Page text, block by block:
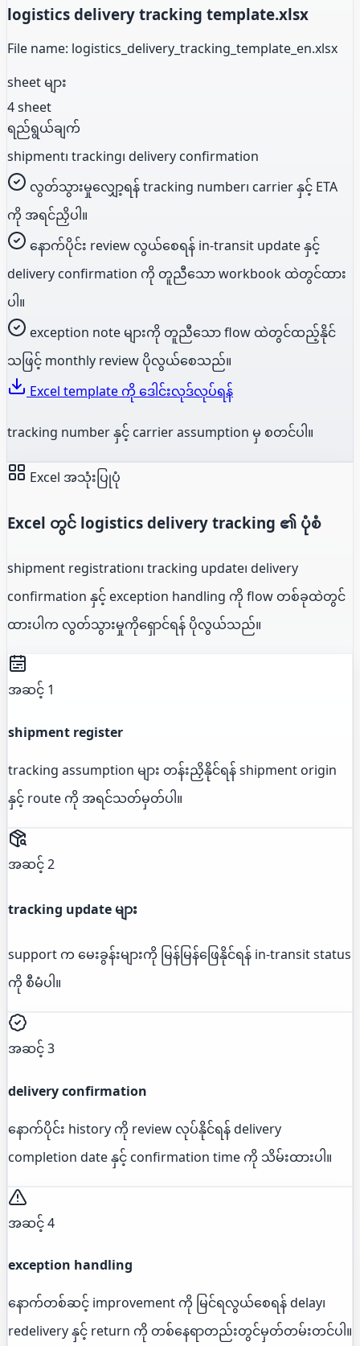
logistics delivery tracking template.xlsx
File name: logistics_delivery_tracking_template_en.xlsx
sheet များ
4 sheet
ရည်ရွယ်ချက်
shipment၊ tracking၊ delivery confirmation
လွတ်သွားမှုလျှော့ရန် tracking number၊ carrier နှင့် ETA
ကို အရင်ညှိပါ။
နောက်ပိုင်း review လွယ်စေရန် in-transit update နှင့်
delivery confirmation ကို တူညီသော workbook ထဲတွင်ထား
ပါ။
exception note များကို တူညီသော flow ထဲတွင်ထည့်နိုင်
သဖြင့် monthly review ပိုလွယ်စေသည်။
Excel template ကို ဒေါင်းလုဒ်လုပ်ရန်
tracking number နှင့် carrier assumption မှ စတင်ပါ။
Excel အသုံးပြုပုံ
Excel တွင် logistics delivery tracking ၏ ပုံစံ
shipment registration၊ tracking update၊ delivery
confirmation နှင့် exception handling ကို flow တစ်ခုထဲတွင်
ထားပါက လွတ်သွားမှုကိုရှောင်ရန် ပိုလွယ်သည်။
အဆင့် 1
shipment register
tracking assumption များ တန်းညှိနိုင်ရန် shipment origin
နှင့် route ကို အရင်သတ်မှတ်ပါ။
အဆင့် 2
tracking update များ
support က မေးခွန်းများကို မြန်မြန်ဖြေနိုင်ရန် in-transit status
ကို စီမံပါ။
အဆင့် 3
delivery confirmation
နောက်ပိုင်း history ကို review လုပ်နိုင်ရန် delivery
completion date နှင့် confirmation time ကို သိမ်းထားပါ။
အဆင့် 4
exception handling
နောက်တစ်ဆင့် improvement ကို မြင်ရလွယ်စေရန် delay၊
redelivery နှင့် return ကို တစ်နေရာတည်းတွင်မှတ်တမ်းတင်ပါ။